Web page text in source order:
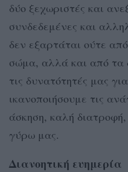
δύο ξεχωριστές και
συνδεδεμένες και
δεν εξαρτάται ούτε
σώμα, αλλά και από τα
τις δυνατότητές μας
ικανοποιήσουμε τις
άσκηση, καλή
γύρω μας.
Διανοητική ευημερία